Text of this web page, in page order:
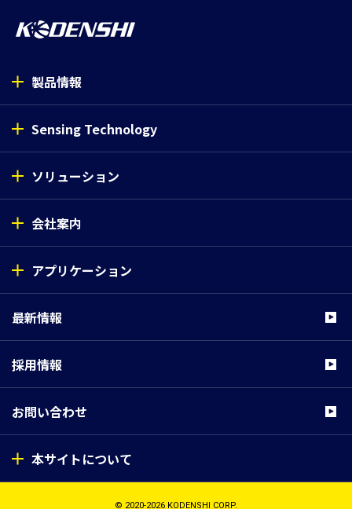
製品情報
Sensing Technology
ソリューション
会社案内
アプリケーション
最新情報
採用情報
お問い合わせ
本サイトについて
© 2020-2026 KODENSHI CORP.